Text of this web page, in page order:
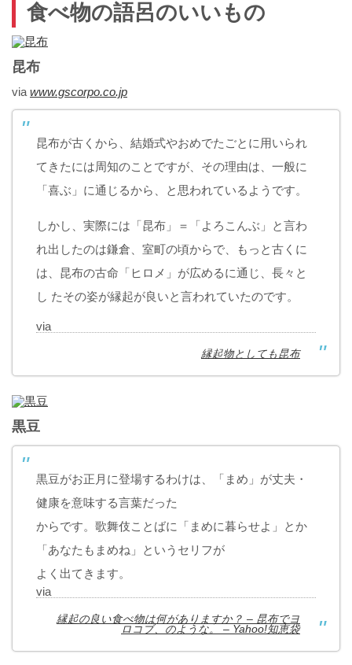
食べ物の語呂のいいもの
昆布
via www.gscorpo.co.jp
昆布が古くから、結婚式やおめでたごとに用いられ
てきたには周知のことですが、その理由は、一般に
「喜ぶ」に通じるから、と思われているようです。
しかし、実際には「昆布」＝「よろこんぶ」と言わ
れ出したのは鎌倉、室町の頃からで、もっと古くに
は、昆布の古命「ヒロメ」が広めるに通じ、長々と
し たその姿が縁起が良いと言われていたのです。
via
縁起物としても昆布
黒豆
黒豆がお正月に登場するわけは、「まめ」が丈夫・
健康を意味する言葉だった
からです。歌舞伎ことばに「まめに暮らせよ」とか
「あなたもまめね」というセリフが
よく出てきます。
via
縁起の良い食べ物は何がありますか？ – 昆布でヨ
ロコブ、のような。 – Yahoo!知恵袋